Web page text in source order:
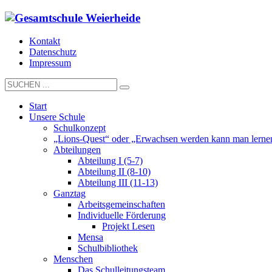
Kontakt
Datenschutz
Impressum
Start
Unsere Schule
Schulkonzept
„Lions-Quest“ oder „Erwachsen werden kann man
Abteilungen
Abteilung I (5-7)
Abteilung II (8-10)
Abteilung III (11-13)
Ganztag
Arbeitsgemeinschaften
Individuelle Förderung
Projekt Lesen
Mensa
Schulbibliothek
Menschen